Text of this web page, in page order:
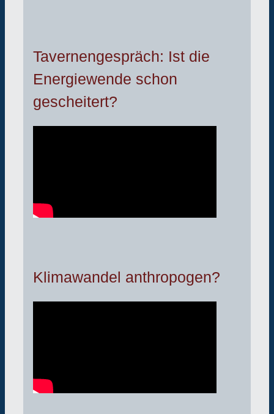
Tavernengespräch: Ist die
Energiewende schon
gescheitert?
Klimawandel anthropogen?